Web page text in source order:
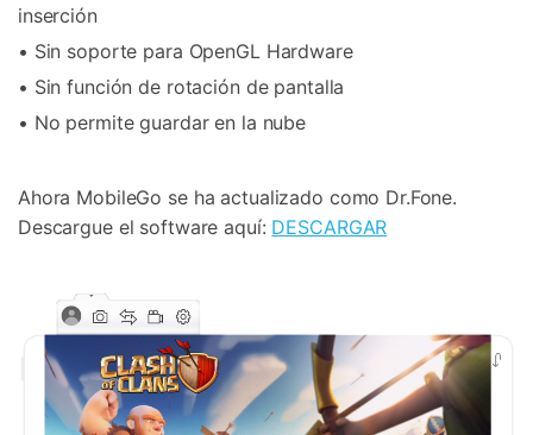
inserción
• Sin soporte para OpenGL Hardware
• Sin función de rotación de pantalla
• No permite guardar en la nube
Ahora MobileGo se ha actualizado como Dr.Fone.
Descargue el software aquí: DESCARGAR